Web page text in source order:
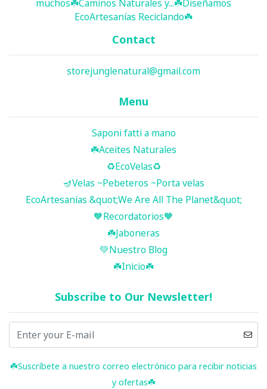
muchos☘️Caminos Naturales y...☘️Diseñamos
EcoArtesanías Reciclando☘️
Contact
storejunglenatural@gmail.com
Menu
Saponi fatti a mano
☘️ Aceites Naturales
♻️EcoVelas♻️
🪔Velas ~Pebeteros ~Porta velas
EcoArtesanías &quot;We Are All The Planet&quot;
🧡Recordatorios🧡
☘️Jaboneras
💚Nuestro Blog
☘️ Inicio ☘️
Subscribe to Our Newsletter!
☘️ Suscríbete a nuestro correo electrónico para recibir noticias
y ofertas☘️